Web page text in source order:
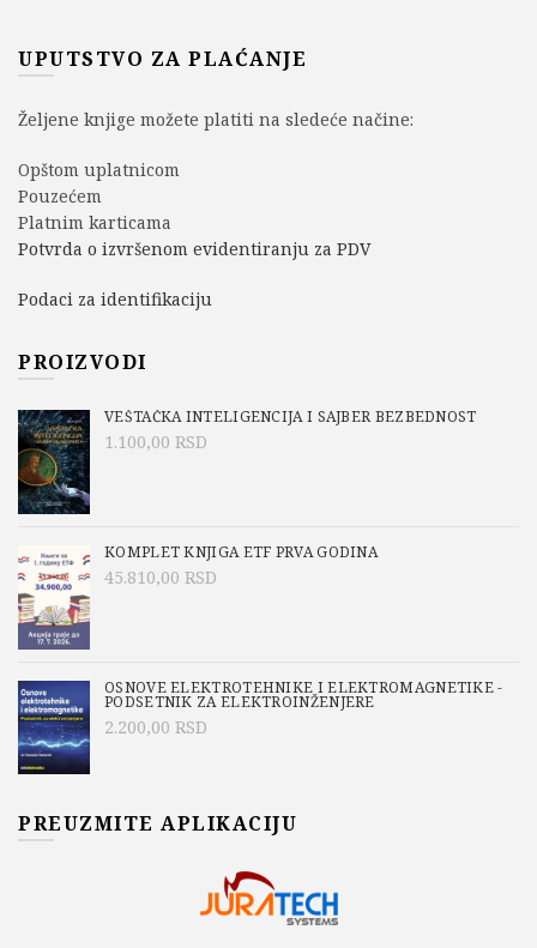
UPUTSTVO ZA PLAĆANJE
Željene knjige možete platiti na sledeće načine:
Opštom uplatnicom
Pouzećem
Platnim karticama
Potvrda o izvršenom evidentiranju za PDV
Podaci za identifikaciju
PROIZVODI
VEŠTAČKA INTELIGENCIJA I SAJBER BEZBEDNOST
1.100,00 RSD
KOMPLET KNJIGA ETF PRVA GODINA
45.810,00 RSD
OSNOVE ELEKTROTEHNIKE I ELEKTROMAGNETIKE -
PODSETNIK ZA ELEKTROINŽENJERE
2.200,00 RSD
PREUZMITE APLIKACIJU